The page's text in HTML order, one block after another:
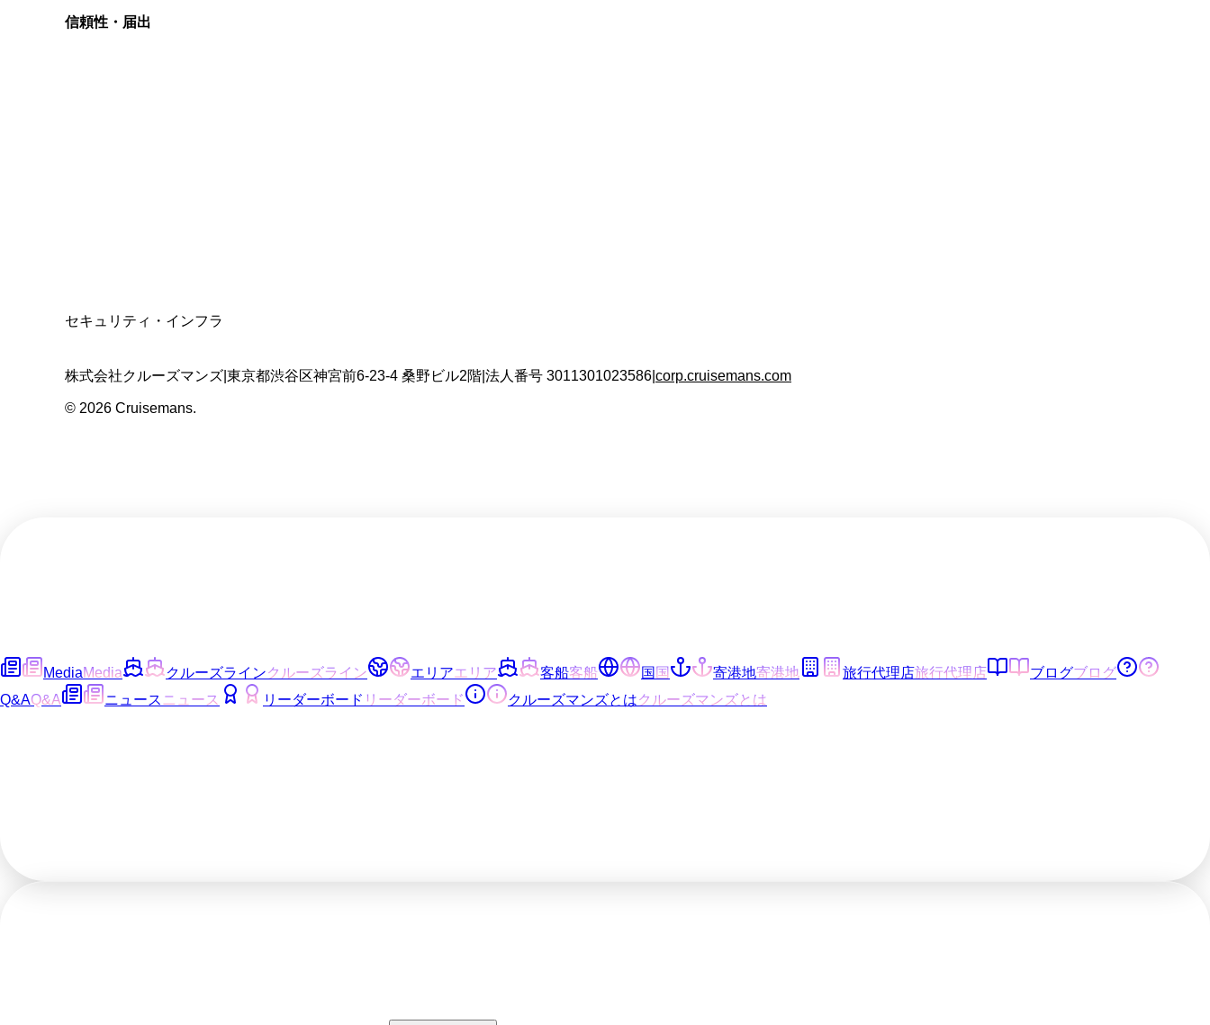
信頼性・届出
セキュリティ・インフラ
株式会社クルーズマンズ 東京都渋谷区神宮前6-23-4 桑野ビル2階 法人番号 3011301023586 corp.cruisemans.com
© 2026 Cruisemans.
MediaMedia クルーズラインクルーズライン エリアエリア 客船客船 国国 寄港地寄港地 旅行代理店旅行代理店 ブログブログ
Q&AQ&A ニュース ニュース リーダーボード リーダーボード クルーズマンズとはクルーズマンズとは